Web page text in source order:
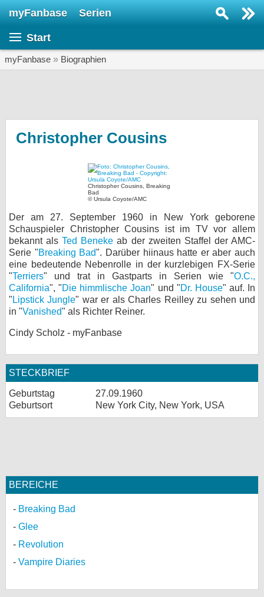
myFanbase Serien
Start
myFanbase » Biographien
Christopher Cousins
Christopher Cousins, Breaking
Bad
© Ursula Coyote/AMC
Der am 27. September 1960 in New York geborene
Schauspieler Christopher Cousins ist im TV vor allem
bekannt alsTed Beneke ab der zweiten Staffel der AMC-
Serie "Breaking Bad". Darüber hiinaus hatte er aber auch
eine bedeutende Nebenrolle in der kurzlebigen FX-Serie
"Terriers" und trat in Gastparts in Serien wie "O.C.,
California", "Die himmlische Joan" und "Dr. House" auf. In
" Lipstick Jungle" war er als Charles Reilley zu sehen und
in "Vanished" als Richter Reiner.
Cindy Scholz - myFanbase
STECKBRIEF
Geburtstag
27.09.1960
Geburtsort
New York City, New York, USA
BEREICHE
Breaking Bad
Glee
Revolution
Vampire Diaries
KULTUR
Specials
Gewinnspiele
Forum
bei X
bei Facebook
Datenschutz
Cookie-Einstellungen